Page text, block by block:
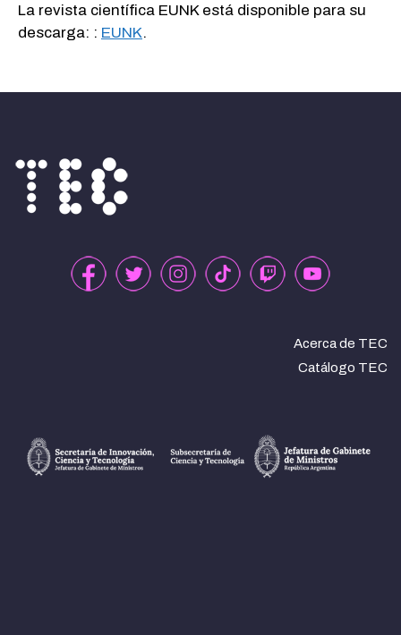
La revista científica EUNK está disponible para su
descarga: : EUNK.
Acerca de TEC
Catálogo TEC